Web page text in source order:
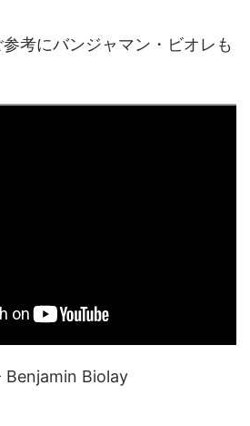
考にバンジャマン・ビオレも
Benjamin Biolay